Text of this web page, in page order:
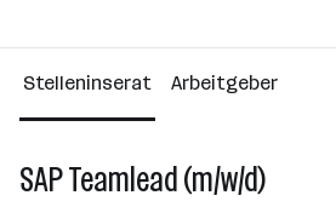
Über das Unternehmen
501+ Mitarbeiter*innen
Stelleninserat Arbeitgeber
SAP Teamlead (m/w/d)